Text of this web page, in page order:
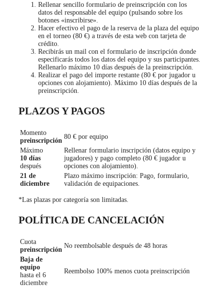
Rellenar sencillo formulario de preinscripción con los
datos del responsable del equipo (pulsando sobre los
botones «inscribirse».
Hacer efectivo el pago de la reserva de la plaza del equipo
en el torneo (80 €) a través de esta web con tarjeta de
crédito.
Recibirás un mail con el formulario de inscripción donde
especificarás todos los datos del equipo y sus participantes.
Rellenarlo máximo 10 días después de la preinscripción.
Realizar el pago del importe restante (80 € por jugador u
opciones con alojamiento). Máximo 10 días después de la
preinscripción.
PLAZOS Y PAGOS
Momento
preinscripción
80 € por equipo
Máximo
10 días
después
Rellenar formulario inscripción (datos equipo y
jugadores) y pago completo (80 € jugador u
opciones con alojamiento).
21 de
diciembre
Plazo máximo inscripción: Pago, formulario,
validación de equipaciones.
*Las plazas por categoría son limitadas.
POLÍTICA DE CANCELACIÓN
Cuota
preinscripción
No reembolsable después de 48 horas
Baja de
equipo
hasta el 6
diciembre
Reembolso 100% menos cuota preinscripción